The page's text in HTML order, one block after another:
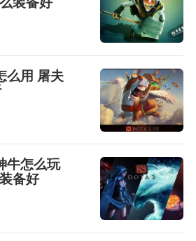
么用 屠夫
牛怎么玩
备好